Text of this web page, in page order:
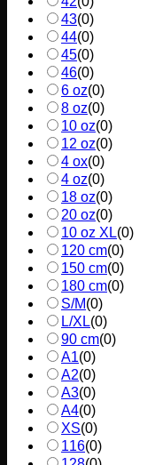
43(0)
44(0)
45(0)
46(0)
6 oz(0)
8 oz(0)
10 oz(0)
12 oz(0)
4 ox(0)
4 oz(0)
18 oz(0)
20 oz(0)
10 oz XL(0)
120 cm(0)
150 cm(0)
180 cm(0)
S/M(0)
L/XL(0)
90 cm(0)
A1(0)
A2(0)
A3(0)
A4(0)
XS(0)
116(0)